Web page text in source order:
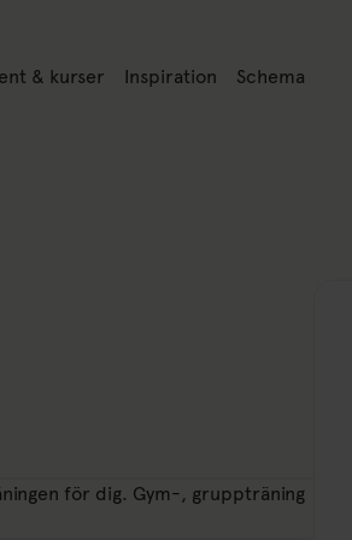
till: Event & kurser
& kurser Länk till: Inspiration
Inspiration Länk till:
Schema
för dig. Gym-, gruppträning